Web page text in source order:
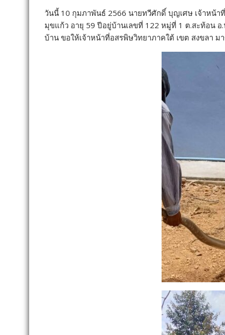
วันนี้ 10 กุมภาพันธ์ 2566 นายทวีศักดิ์ บุญเศษ เจ้าหน้า
มุขแก้ว อายุ 59 ปีอยู่บ้านเลขที่ 122 หมู่ที่ 1 ต.สะท้อน
บ้าน ขอให้เจ้าหน้าที่อสรพิษวิทยาภาคใต้ เขต สงขลา ม